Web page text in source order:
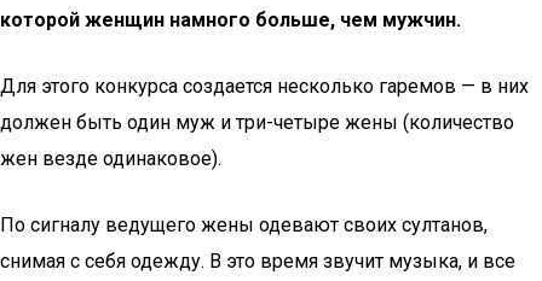
которой женщин намного больше, чем мужчин.
Для этого конкурса создается несколько гаремов — в них
должен быть один муж и три-четыре жены (количество
жен везде одинаковое).
По сигналу ведущего жены одевают своих султанов,
снимая с себя одежду. В это время звучит музыка, и все